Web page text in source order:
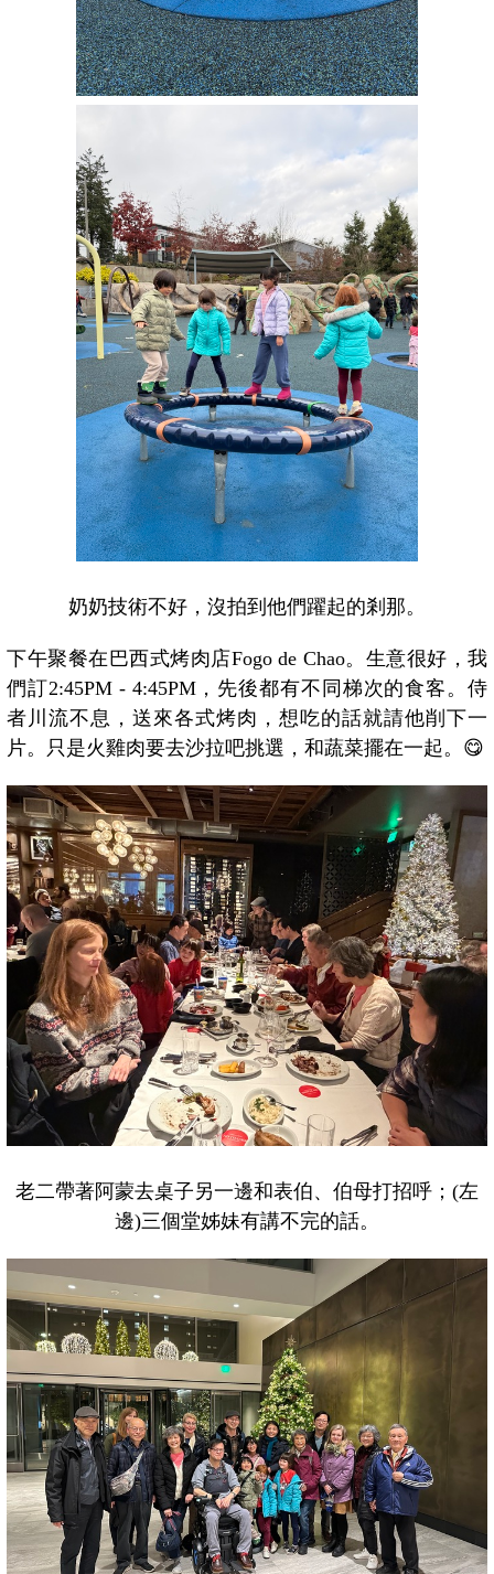
奶奶技術不好，沒拍到他們躍起的剎那。
下午聚餐在巴西式烤肉店Fogo de Chao。生意很好，我
們訂2:45PM - 4:45PM，先後都有不同梯次的食客。侍
者川流不息，送來各式烤肉，想吃的話就請他削下一
片。只是火雞肉要去沙拉吧挑選，和蔬菜擺在一起。😋
老二帶著阿蒙去桌子另一邊和表伯、伯母打招呼；(左
邊)三個堂姊妹有講不完的話。